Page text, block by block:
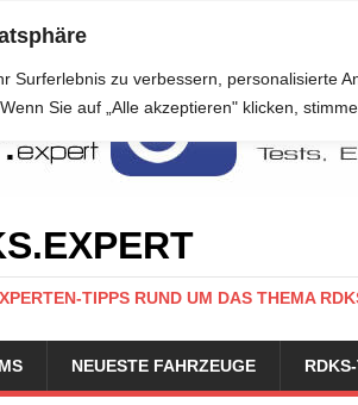
Surferlebnis zu verbessern, personalisierte
Sie auf „Alle akzeptieren" klicken,
TIPPS RUND UM DAS THEMA
NEUESTE FAHRZEUGE